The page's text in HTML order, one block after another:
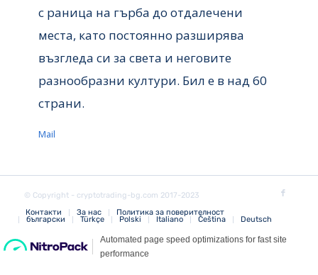
с раница на гърба до отдалечени
места, като постоянно разширява
възгледа си за света и неговите
разнообразни култури. Бил е в над 60
страни.
Mail
© Copyright - cryptotrading-bg.com 2017-2023
Контакти
За нас Политика за поверителност
български Türkçe Polski Italiano Čeština Deutsch